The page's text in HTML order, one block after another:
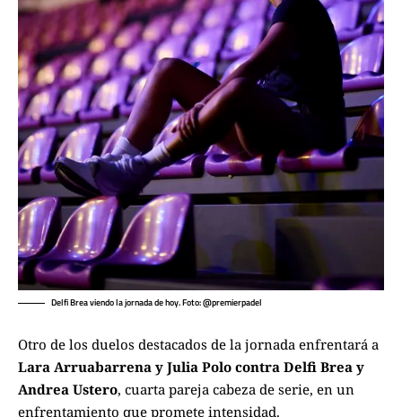
Delfi Brea viendo la jornada de hoy. Foto: @premierpadel
Otro de los duelos destacados de la jornada enfrentará a
Lara Arruabarrena y Julia Polo contra Delfi Brea y
Andrea Ustero, cuarta pareja cabeza de serie, en un
enfrentamiento que promete intensidad.